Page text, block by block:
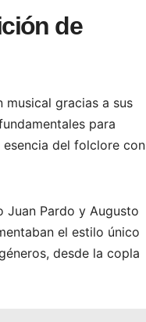
de
gracias a sus
para
del folclore con
Juan Pardo y Augusto
el estilo único
desde la copla